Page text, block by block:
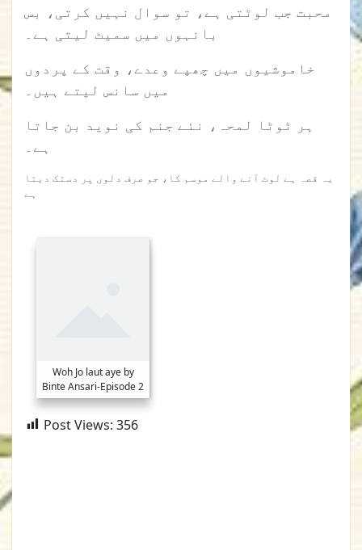
محبت جب لوٹتی ہے، تو سوال نہیں کرتی، بس
بانہوں میں سمیٹ لیتی ہے۔
خاموشیوں میں چھپے وعدے، وقت کے پردوں
میں سانس لیتے ہیں۔
ہر ٹوٹا لمحہ، نئے جنم کی نوید بن جاتا
ہے۔
یہ قصہ ہے لوٹ آنے والے موسم کا، جو صرف دلوں پر دستک دیتا
ہے
Woh Jo laut aye by
Binte Ansari-Episode 2
Post Views: 356